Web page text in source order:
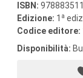
ISBN:
Edizione: 1 a
Codice editore:
Disponibilità: